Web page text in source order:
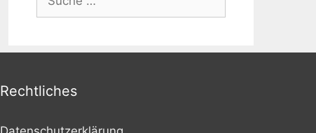
nach:
Rechtliches